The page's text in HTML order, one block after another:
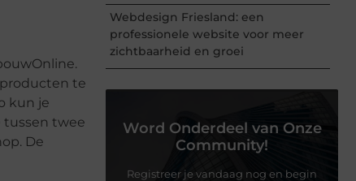
te
kun je
tussen twee
De
Webdesign Friesland: een
professionele website voor meer
zichtbaarheid en groei
Word Onderdeel van Onze
Community!
Registreer je vandaag nog en begin